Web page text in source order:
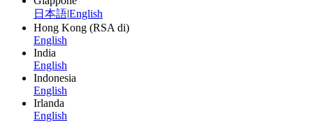
日本語|English
Hong Kong (RSA di)
English
India
English
Indonesia
English
Irlanda
English